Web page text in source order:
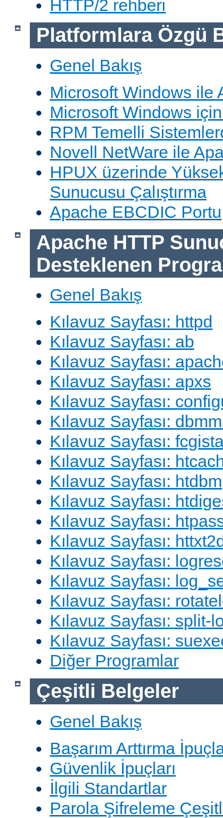
HTTP/2 rehberi
Platformlara Özgü
Genel Bakış
Microsoft Windows ile
Microsoft Windows
RPM Temelli
Novell NetWare ile
HPUX üzerinde
Sunucusu Çalıştırma
Apache EBCDIC Portu
Apache HTTP
Desteklenen
Genel Bakış
Kılavuz Sayfası: httpd
Kılavuz Sayfası: ab
Kılavuz Sayfası:
Kılavuz Sayfası: apxs
Kılavuz Sayfası:
Kılavuz Sayfası:
Kılavuz Sayfası:
Kılavuz Sayfası:
Kılavuz Sayfası: htdbm
Kılavuz Sayfası:
Kılavuz Sayfası:
Kılavuz Sayfası:
Kılavuz Sayfası:
Kılavuz Sayfası:
Kılavuz Sayfası:
Kılavuz Sayfası: split-
Kılavuz Sayfası:
Diğer Programlar
Çeşitli Belgeler
Genel Bakış
Başarım Arttırma
Güvenlik İpuçları
İlgili Standartlar
Parola Şifreleme